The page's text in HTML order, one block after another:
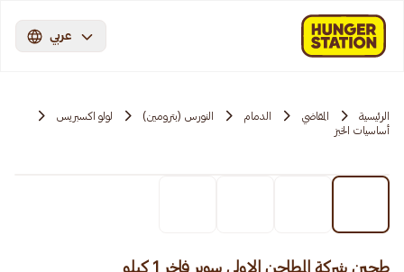
عربي
الرئيسية المقاضي الدمام النورس (بترومين)
لولو اكسبريس
أساسيات الخبز
طحين شركة المطاحن الاولي سوبر فاخر 1 كيلو